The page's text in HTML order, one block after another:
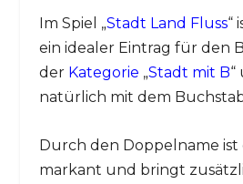
Im Spiel „Stadt Land Fluss“
ein idealer Eintrag für den
der Kategorie „Stadt mit B“
natürlich mit dem
Durch den Doppelname
markant und bringt